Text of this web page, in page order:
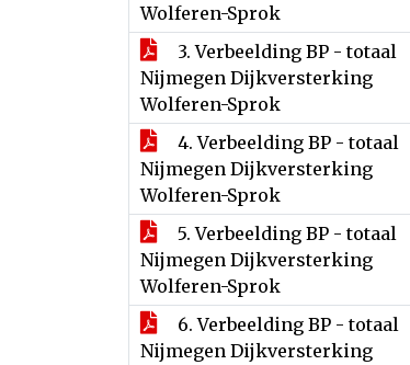
Wolferen-Sprok
3. Verbeelding BP - totaal
Nijmegen Dijkversterking
Wolferen-Sprok
4. Verbeelding BP - totaal
Nijmegen Dijkversterking
Wolferen-Sprok
5. Verbeelding BP - totaal
Nijmegen Dijkversterking
Wolferen-Sprok
6. Verbeelding BP - totaal
Nijmegen Dijkversterking